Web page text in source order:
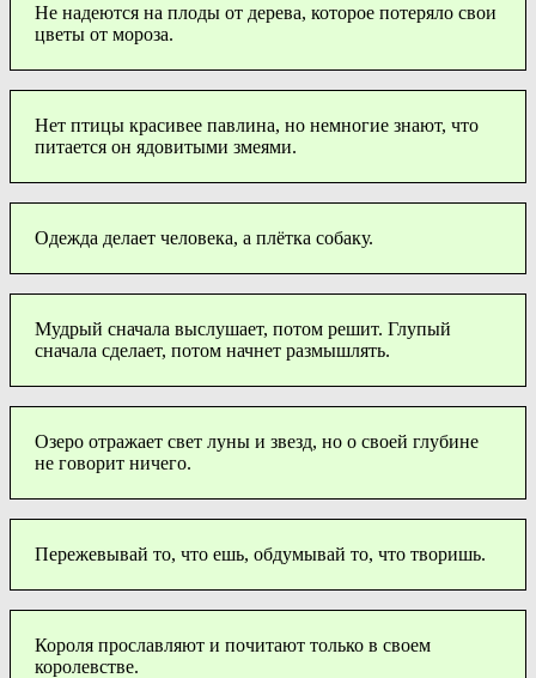
Не надеются на плоды от дерева, которое потеряло свои
цветы от мороза.
Нет птицы красивее павлина, но немногие знают, что
питается он ядовитыми змеями.
Одежда делает человека, а плётка собаку.
Мудрый сначала выслушает, потом решит. Глупый
сначала сделает, потом начнет размышлять.
Озеро отражает свет луны и звезд, но о своей глубине
не говорит ничего.
Пережевывай то, что ешь, обдумывай то, что творишь.
Короля прославляют и почитают только в своем
королевстве.